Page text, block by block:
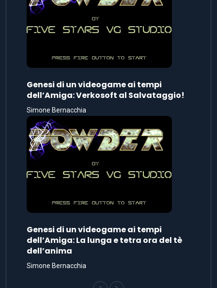
Genesi di un videogame ai tempi
dell’Amiga: Verkosoft al Salvataggio!
Simone Bernacchia
Genesi di un videogame ai tempi
dell’Amiga: La lunga e tetra ora del tè
dell’anima
Simone Bernacchia